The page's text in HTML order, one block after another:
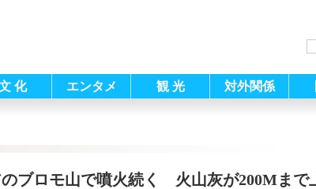
化 エンタメ 観 光 対外関係
ブロモ山で噴火続く 火山灰が200Mまで